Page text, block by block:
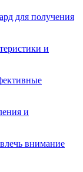
для получения
и
и
внимание